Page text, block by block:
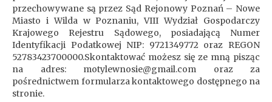
przechowywane są przez Sąd Rejonowy Poznań – Nowe
Miasto i Wilda w Poznaniu, VIII Wydział Gospodarczy
Krajowego Rejestru Sądowego, posiadającą Numer
Identyfikacji Podatkowej NIP: 9721349772 oraz REGON
52783423700000.Skontaktować możesz się ze mną pisząc
na adres: motylewnosie@gmail.com oraz za
pośrednictwem formularza kontaktowego dostępnego na
stronie.